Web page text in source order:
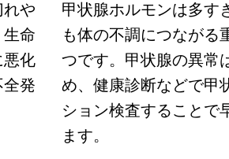
や
命
悪化
発
甲状腺ホルモンは多す
も体の不調につながる
つです。甲状腺の異常
め、健康診断などで甲
ション検査することで
ます。